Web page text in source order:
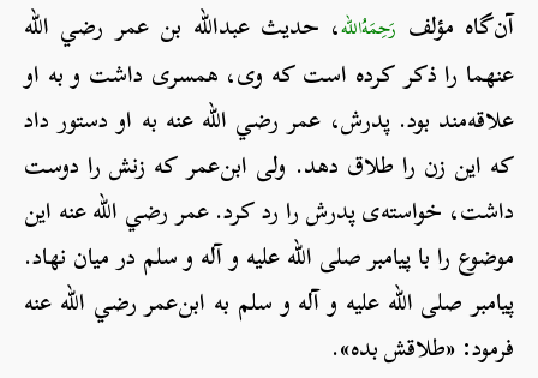
آن‌گاه مؤلف رَحِمَهُ‌الله، حدیث عبدالله بن عمر رضي الله
عنهما را ذکر کرده است که وی، همسری داشت و به او
علاقه‌مند بود. پدرش، عمر رضي الله عنه به او دستور داد
که این زن را طلاق دهد. ولی ابن‌عمر که زنش را دوست
داشت، خواسته‌ی پدرش را رد کرد. عمر رضي الله عنه این
موضوع را با پیامبر صلی الله علیه و آله و سلم در میان نهاد.
پیامبر صلی الله علیه و آله و سلم به ابن‌عمر رضي الله عنه
فرمود: «طلاقش بده».